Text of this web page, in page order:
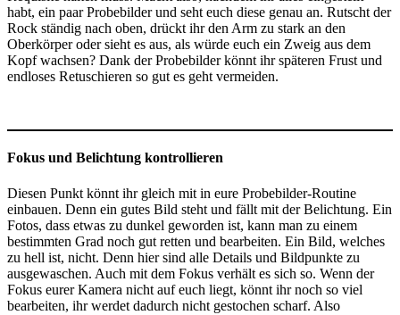
habt, ein paar Probebilder und seht euch diese genau an. Rutscht der
Rock ständig nach oben, drückt ihr den Arm zu stark an den
Oberkörper oder sieht es aus, als würde euch ein Zweig aus dem
Kopf wachsen? Dank der Probebilder könnt ihr späteren Frust und
endloses Retuschieren so gut es geht vermeiden.
Fokus und Belichtung kontrollieren
Diesen Punkt könnt ihr gleich mit in eure Probebilder-Routine
einbauen. Denn ein gutes Bild steht und fällt mit der Belichtung. Ein
Fotos, dass etwas zu dunkel geworden ist, kann man zu einem
bestimmten Grad noch gut retten und bearbeiten. Ein Bild, welches
zu hell ist, nicht. Denn hier sind alle Details und Bildpunkte zu
ausgewaschen. Auch mit dem Fokus verhält es sich so. Wenn der
Fokus eurer Kamera nicht auf euch liegt, könnt ihr noch so viel
bearbeiten, ihr werdet dadurch nicht gestochen scharf. Also